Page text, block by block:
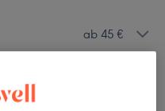
ab 45 €